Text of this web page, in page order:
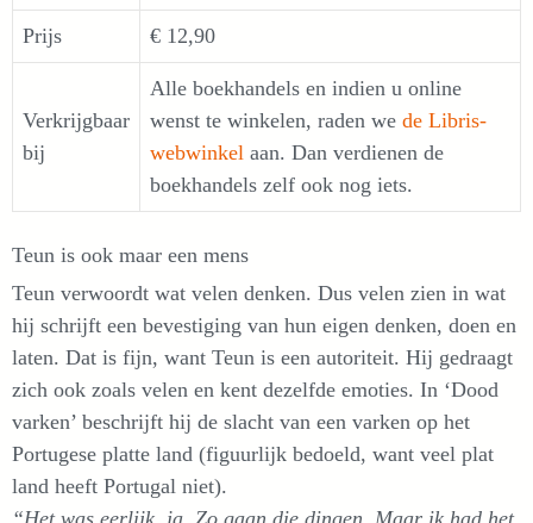
Prijs € 12,90
Verkrijgbaar
bij
Alle boekhandels en indien u online
wenst te winkelen, raden we de Libris-
webwinkel aan. Dan verdienen de
boekhandels zelf ook nog iets.
Teun is ook maar een mens
Teun verwoordt wat velen denken. Dus velen zien in wat
hij schrijft een bevestiging van hun eigen denken, doen en
laten. Dat is fijn, want Teun is een autoriteit. Hij gedraagt
zich ook zoals velen en kent dezelfde emoties. In ‘Dood
varken’ beschrijft hij de slacht van een varken op het
Portugese platte land (figuurlijk bedoeld, want veel plat
land heeft Portugal niet).
“Het was eerlijk, ja. Zo gaan die dingen. Maar ik had het